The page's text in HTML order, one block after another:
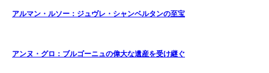
アルマン・ルソー：ジュヴレ・シャンベルタンの至宝
アンヌ・グロ：ブルゴーニュの偉大な遺産を受け継ぐ